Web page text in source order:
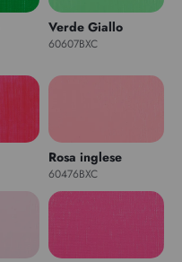
Verde Giallo
60607BXC
Rosa inglese
60476BXC